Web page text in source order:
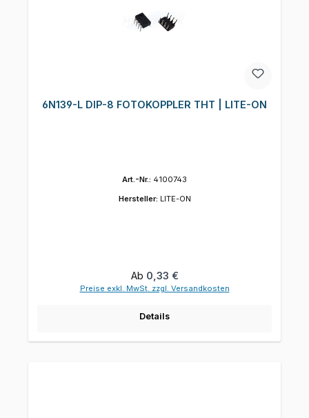
6N139-L DIP-8 FOTOKOPPLER THT | LITE-ON
Art.-Nr.: 4100743
Hersteller: LITE-ON
Regulärer Preis:
Ab 0,33 €
Preise exkl. MwSt. zzgl. Versandkosten
Details